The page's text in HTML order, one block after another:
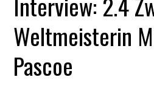
Weltmeisterin
Pascoe